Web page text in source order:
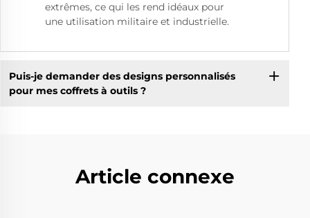
extrêmes, ce qui les rend idéaux pour
une utilisation militaire et industrielle.
Puis-je demander des designs personnalisés
pour mes coffrets à outils ?
Article connexe